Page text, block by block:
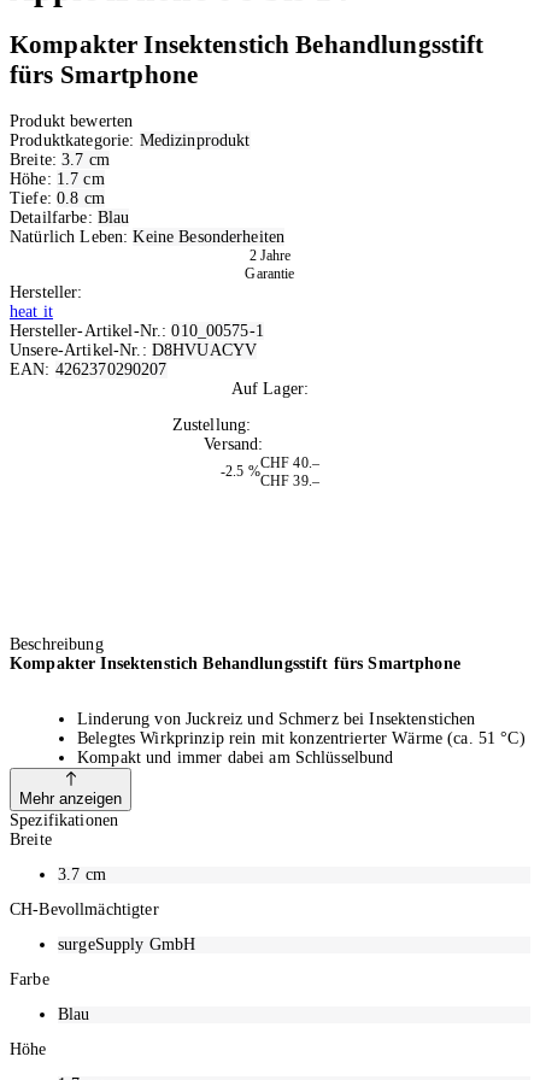
Kompakter Insektenstich Behandlungsstift
fürs Smartphone
Produkt bewerten
Produktkategorie: Medizinprodukt
Breite:3.7 cm
Höhe: 1.7 cm
Tiefe: 0.8 cm
Detailfarbe: Blau
Natürlich Leben:Keine Besonderheiten
2 Jahre
Garantie
Hersteller:
heat it
Hersteller-Artikel-Nr.:010_00575-1
Unsere-Artikel-Nr.: D8HVUACYV
EAN: 4262370290207
Auf Lager:
Zustellung:
Versand:
-2.5 %
CHF 40.–
CHF 39.–
Beschreibung
Kompakter Insektenstich Behandlungsstift fürs Smartphone
Linderung von Juckreiz und Schmerz bei Insektenstichen
Belegtes Wirkprinzip rein mit konzentrierter Wärme (ca. 51 °C)
Kompakt und immer dabei am Schlüsselbund
Chemiefrei und für die ganze Familie ab 3 Jahren geeignet
Schnelle und unkomplizierte Anwendung mit dem Smartphone
Wirkt bei Mücken-, Bienen-, Wespen- und Bremsenstichen
bei Mücken-, Bienen-, Wespen- und Bremsenstichen. Durch das
juckende Stiche zuverlässig mit deinem Smartphone behandelt werden.
Immer dabei am Schlüsselbund
Mehr anzeigen
Spezifikationen
Breite
3.7 cm
CH-Bevollmächtigter
surgeSupply GmbH
Farbe
Blau
Höhe